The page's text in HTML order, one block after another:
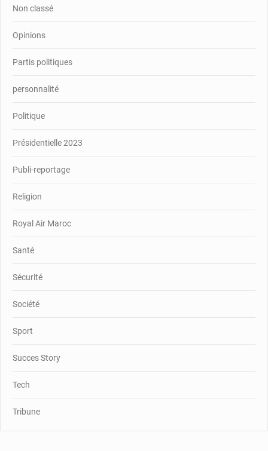
Non classé
Opinions
Partis politiques
personnalité
Politique
Présidentielle 2023
Publi-reportage
Religion
Royal Air Maroc
Santé
Sécurité
Société
Sport
Succes Story
Tech
Tribune